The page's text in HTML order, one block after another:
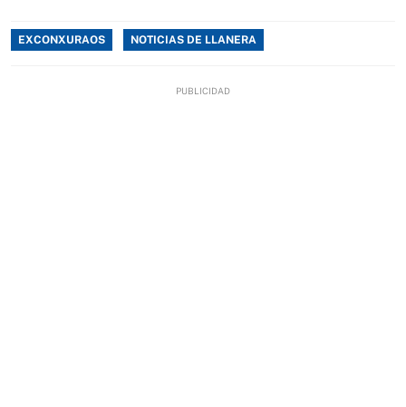
EXCONXURAOS NOTICIAS DE LLANERA